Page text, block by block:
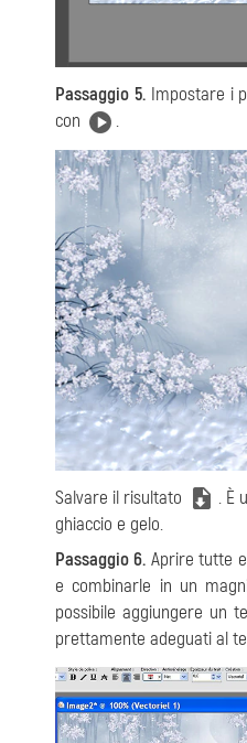
Passaggio 5.Impostare i
con
.
Salvare il risultato
. È
ghiaccio e gelo.
Passaggio 6. Aprire tutte
e combinarle in un
possibile aggiungere un
prettamente adeguati al